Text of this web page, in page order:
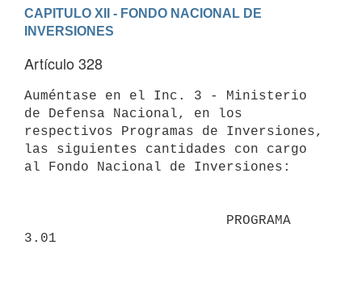
CAPITULO XII - FONDO NACIONAL DE
INVERSIONES
Artículo 328
Auméntase en el Inc. 3 - Ministerio
de Defensa Nacional, en los
respectivos Programas de Inversiones,
las siguientes cantidades con cargo
al Fondo Nacional de Inversiones:
3.01